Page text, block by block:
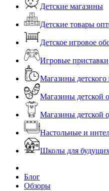
Детские магазины
Детские товары
Детское игровое
Игровые приставки
Магазины детского
Магазины детской
Магазины детской
Настольные и
Школы для
Блог
Обзоры